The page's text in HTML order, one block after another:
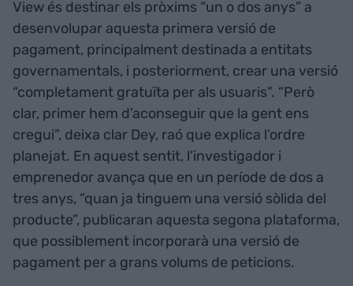
View és destinar els pròxims “un o dos anys” a
desenvolupar aquesta primera versió de
pagament, principalment destinada a entitats
governamentals, i posteriorment, crear una versió
“completament gratuïta per als usuaris”. “Però
clar, primer hem d’aconseguir que la gent ens
cregui”, deixa clar Dey, raó que explica l’ordre
planejat. En aquest sentit, l’investigador i
emprenedor avança que en un període de dos a
tres anys, “quan ja tinguem una versió sòlida del
producte”, publicaran aquesta segona plataforma,
que possiblement incorporarà una versió de
pagament per a grans volums de peticions.